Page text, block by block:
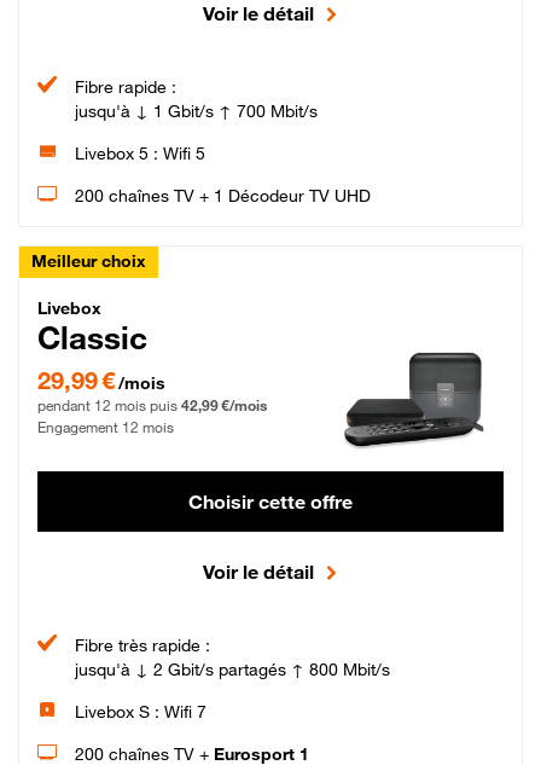
Voir le détail
Fibre rapide :
jusqu'à ↓ 1 Gbit/s ↑ 700 Mbit/s
Livebox 5 : Wifi 5
200 chaînes TV + 1 Décodeur TV UHD
Meilleur choix
Livebox Classic Fibre
Livebox
Classic
29,99 € par mois pendant 12 mois puis 42,99 € par mois, Engagement 12 mois
29,99 €/mois
pendant 12 mois puis 42,99 €/mois
Engagement 12 mois
Choisir cette offre
Voir le détail
Fibre très rapide :
jusqu'à ↓ 2 Gbit/s partagés ↑ 800 Mbit/s
Livebox S : Wifi 7
200 chaînes TV + Eurosport 1